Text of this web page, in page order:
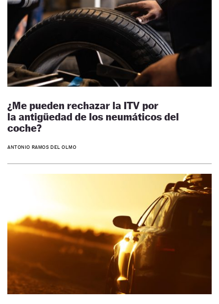
¿Me pueden rechazar la ITV por
la antigüedad de los neumáticos del
coche?
ANTONIO RAMOS DEL OLMO